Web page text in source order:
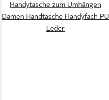
Handytasche zum Umhängen
Damen Handtasche Handyfach PU
Leder